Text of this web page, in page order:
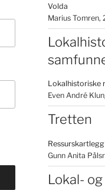
Volda
Marius Tomren
Lokalhistoriske
Even André
Tretten
Gunn Anita
Lokal-